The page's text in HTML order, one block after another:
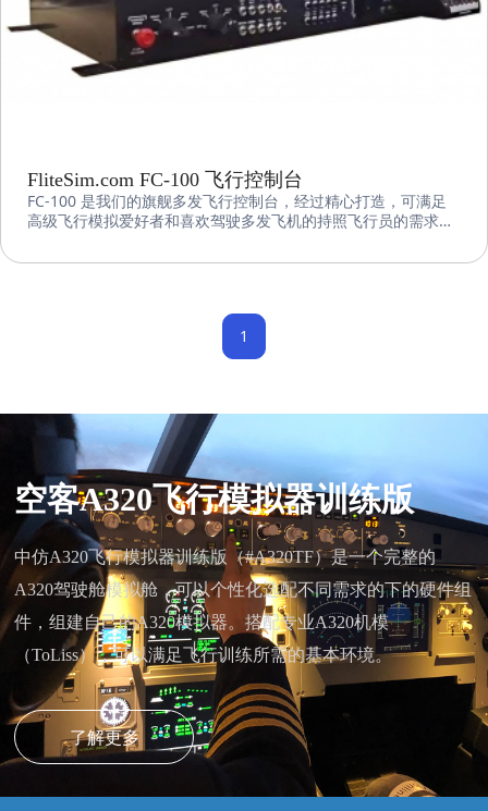
FliteSim.com FC-100 飞行控制台
FC-100 是我们的旗舰多发飞行控制台，经过精心打造，可满足
高级飞行模拟爱好者和喜欢驾驶多发飞机的持照飞行员的需求。
过程中的忠实伙伴。
1
空客A320飞行模拟器训练版
中仿A320飞行模拟器训练版（#A320TF）是一个完整的
A320驾驶舱模拟舱，可以个性化选配不同需求的下的硬件组
件，组建自己的A320模拟器。搭配专业A320机模
（ToLiss），可以满足飞行训练所需的基本环境。
了解更多